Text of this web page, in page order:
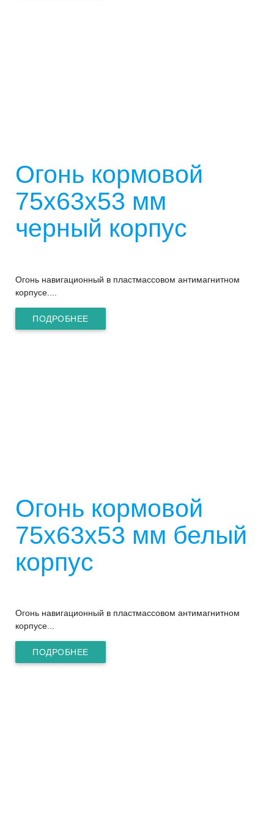
Огонь кормовой
75х63х53 мм
черный корпус
Огонь навигационный в пластмассовом антимагнитном
корпусе....
ПОДРОБНЕЕ
Огонь кормовой
75х63х53 мм белый
корпус
Огонь навигационный в пластмассовом антимагнитном
корпусе...
ПОДРОБНЕЕ